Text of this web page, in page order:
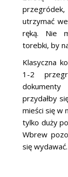
utrzymać
ręką. Nie
torebki, by
Klasyczna
1-2
przydałby
mieści się w
tylko duży
Wbrew
się wydawać.